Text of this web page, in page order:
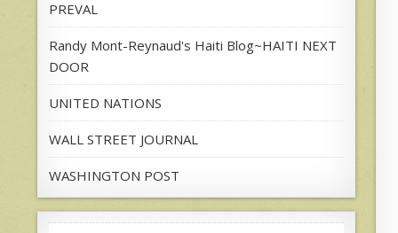
PREVAL
Randy Mont-Reynaud's Haiti Blog~HAITI NEXT
DOOR
UNITED NATIONS
WALL STREET JOURNAL
WASHINGTON POST